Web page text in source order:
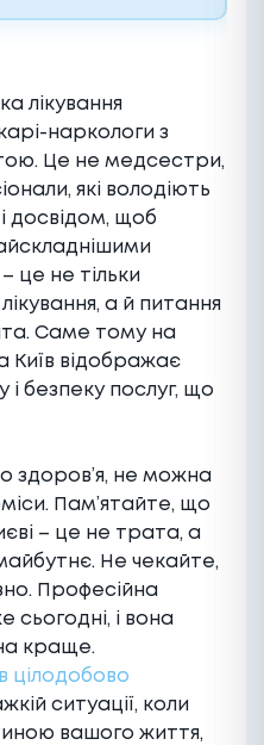
лікування
наркологи з
Це не медсестри,
які володіють
досвідом, щоб
це не тільки
а й питання
Саме тому на
Київ відображає
і безпеку послуг, що
здоров’я, не можна
Пам’ятайте, що
– це не трата, а
майбутнє. Не чекайте,
Професійна
і вона
краще.
цілодобово
ситуації, коли
вашого життя,